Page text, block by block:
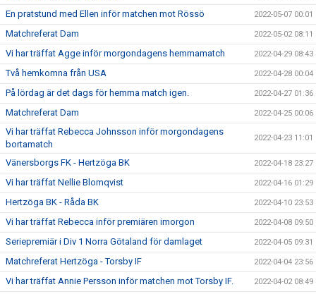
En pratstund med Ellen inför matchen mot Rössö 2022-05-07 00:01
Matchreferat Dam 2022-05-02 08:11
Vi har träffat Agge inför morgondagens hemmamatch 2022-04-29 08:43
Två hemkomna från USA 2022-04-28 00:04
På lördag är det dags för hemma match igen. 2022-04-27 01:36
Matchreferat Dam 2022-04-25 00:06
Vi har träffat Rebecca Johnsson inför morgondagens
bortamatch
2022-04-23 11:01
Vänersborgs FK - Hertzöga BK 2022-04-18 23:27
Vi har träffat Nellie Blomqvist 2022-04-16 01:29
Hertzöga BK - Råda BK 2022-04-10 23:53
Vi har träffat Rebecca inför premiären imorgon 2022-04-08 09:50
Seriepremiär i Div 1 Norra Götaland för damlaget 2022-04-05 09:31
Matchreferat Hertzöga - Torsby IF 2022-04-04 23:56
Vi har träffat Annie Persson inför matchen mot Torsby IF. 2022-04-02 08:49